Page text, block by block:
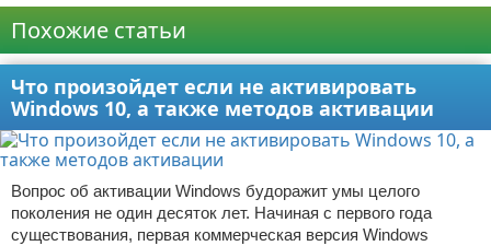
Похожие статьи
Что произойдет если не активировать
Windows 10, а также методов активации
Вопрос об активации Windows будоражит умы целого
поколения не один десяток лет. Начиная с первого года
существования, первая коммерческая версия Windows